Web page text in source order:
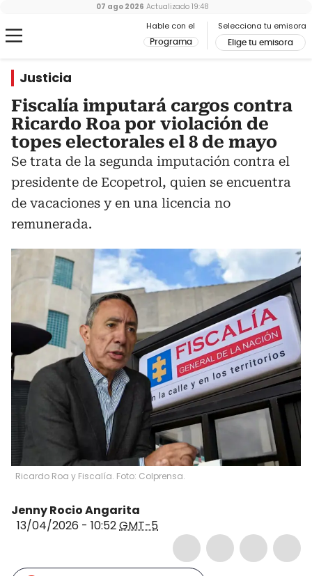
Hable con el
Programa
Selecciona tu emisora
Elige tu emisora
07 ago 2026 Actualizado 19:48
Justicia
Fiscalía imputará cargos contra
Ricardo Roa por violación de
topes electorales el 8 de mayo
Se trata de la segunda imputación contra el
presidente de Ecopetrol, quien se encuentra
de vacaciones y en una licencia no
remunerada.
Ricardo Roa y Fiscalía. Foto: Colprensa.
Jenny Rocio Angarita
13/04/2026 - 10:52GMT-5